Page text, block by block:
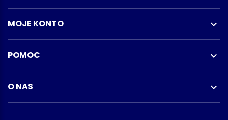
MOJE KONTO 
POMOC 
O NAS 